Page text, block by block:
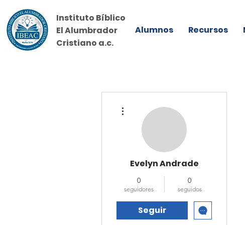
Instituto Bíblico
El Alumbrador
Cristiano a.c.
Alumnos Recursos
Evelyn Andrade
0
seguidores
0
seguidos
Seguir